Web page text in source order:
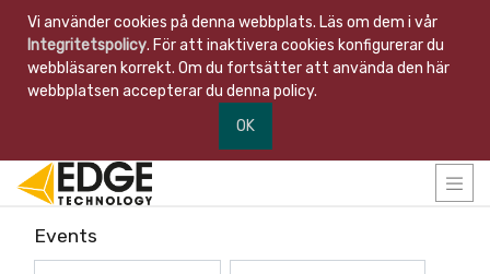
Vi använder cookies på denna webbplats. Läs om dem i vår
Integritetspolicy. För att inaktivera cookies konfigurerar du
webbläsaren korrekt. Om du fortsätter att använda den här
webbplatsen accepterar du denna policy.
OK
Events